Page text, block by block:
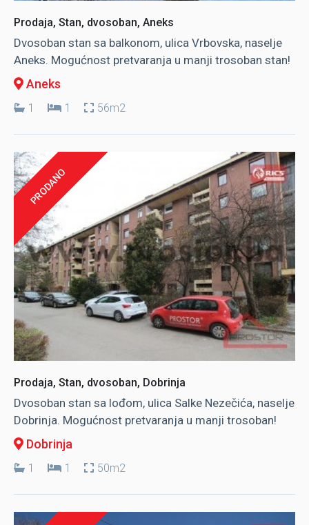
Prodaja, Stan, dvosoban, Aneks
Dvosoban stan sa balkonom, ulica Vrbovska, naselje
Aneks. Mogućnost pretvaranja u manji trosoban stan!
Aneks
1 1 56m2
PRODANO
Prodaja, Stan, dvosoban, Dobrinja
Dvosoban stan sa lođom, ulica Salke Nezečića, naselje
Dobrinja. Mogućnost pretvaranja u manji trosoban!
Dobrinja
1 1 50m2